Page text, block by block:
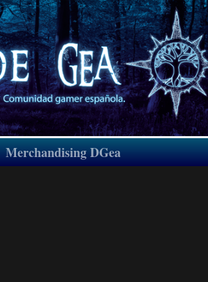
Merchandising DGea